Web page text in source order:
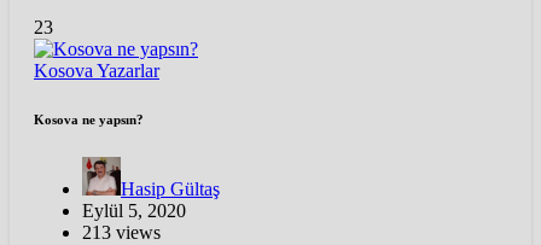
23
Kosova Yazarlar
Kosova ne yapsın?
Hasip Gültaş
Eylül 5, 2020
213 views